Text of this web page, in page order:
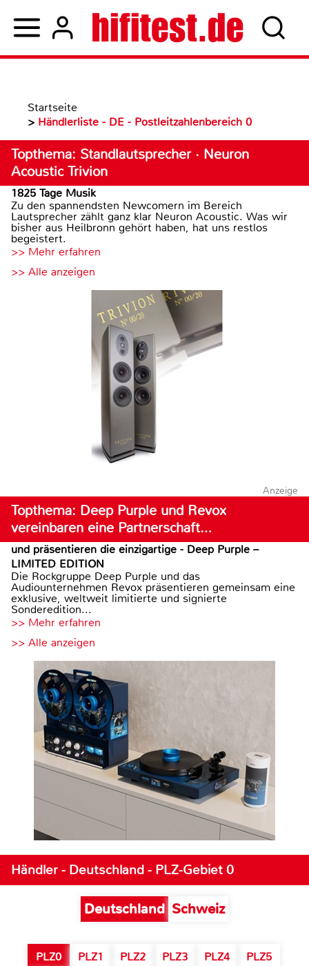
Startseite
> Händlerliste - DE - Postleitzahlenbereich 0
Topthema: Standlautsprecher · Neuron
Acoustic Trivion
1825 Tage Musik
Zu den spannendsten Newcomern im Bereich
Lautsprecher zählt ganz klar Neuron Acoustic. Was wir
bisher aus Heilbronn gehört haben, hat uns restlos
begeistert.
>> Mehr erfahren
>> Alle anzeigen
Anzeige
Topthema: Deep Purple und Revox
vereinbaren eine Partnerschaft…
und präsentieren die einzigartige - Deep Purple –
LIMITED EDITION
Die Rockgruppe Deep Purple und das
Audiounternehmen Revox präsentieren gemeinsam eine
exklusive, weltweit limitierte und signierte
Sonderedition...
>> Mehr erfahren
>> Alle anzeigen
Händler - Deutschland - PLZ-Gebiet 0
Deutschland Schweiz
PLZ0 PLZ1 PLZ2 PLZ3 PLZ4
PLZ5